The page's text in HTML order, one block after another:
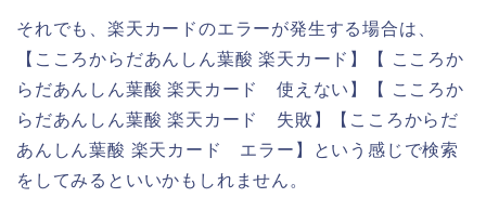
それでも、楽天カードのエラーが発生する場合は、
【こころからだあんしん葉酸 楽天カード】【 こころか
らだあんしん葉酸 楽天カード 使えない】【 こころか
らだあんしん葉酸 楽天カード 失敗】【こころからだ
あんしん葉酸 楽天カード エラー】という感じで検索
をしてみるといいかもしれません。